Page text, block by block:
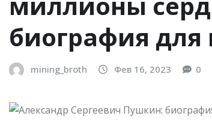
биография
mining_broth Фев 16, 2023 0